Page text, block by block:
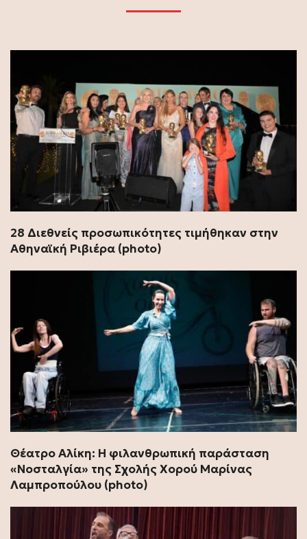
28 Διεθνείς προσωπικότητες τιμήθηκαν στην
Αθηναϊκή Ριβιέρα (photo)
Θέατρο Αλίκη: Η φιλανθρωπική παράσταση
«Νοσταλγία» της Σχολής Χορού Μαρίνας
Λαμπροπούλου (photo)